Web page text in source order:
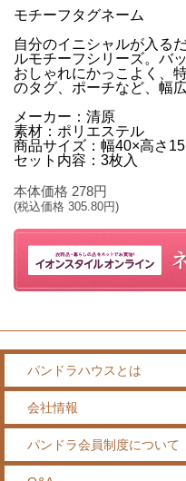
モチーフタグネーム
自分のイニシャルが入る
ルモチーフシリーズ。バ
おしゃれにかっこよく、
のタグ、ポーチなど、幅
メーカー：清原
素材：ポリエステル
商品サイズ：幅40×高さ
セット内容：3枚入
本体価格 278円
(税込価格 305.80円)
パンドラハウスとは
会社情報
パンドラ会員制度について